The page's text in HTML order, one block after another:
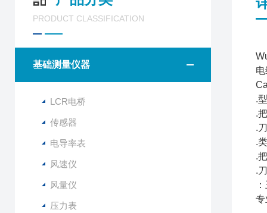
PRODUCT CLASSIFICATION
基础测量仪器
LCR电桥
传感器
电导率表
风速仪
风量仪
压力表
.
.
.
.
.
.
专